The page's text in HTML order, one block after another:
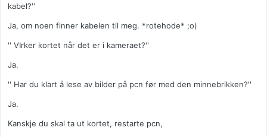
kabel?''
Ja, om noen finner kabelen til meg. *rotehode* ;o)
'' VIrker kortet når det er i kameraet?''
Ja.
'' Har du klart å lese av bilder på pcn før med den minnebrikken?''
Ja.
Kanskje du skal ta ut kortet, restarte pcn,